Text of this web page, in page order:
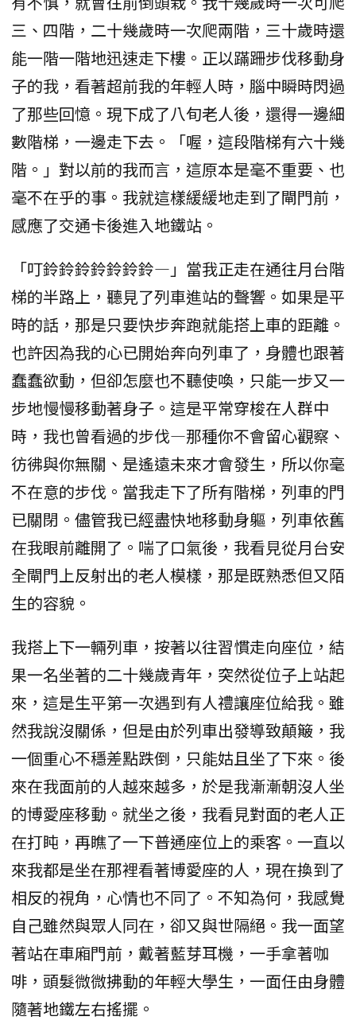
三、四階，二十幾歲時一次爬兩階，三十歲時還
能一階一階地迅速走下樓。正以蹣跚步伐移動身
子的我，看著超前我的年輕人時，腦中瞬時閃過
了那些回憶。現下成了八旬老人後，還得一邊細
數階梯，一邊走下去。「喔，這段階梯有六十幾
階。」對以前的我而言，這原本是毫不重要、也
毫不在乎的事。我就這樣緩緩地走到了閘門前，
感應了交通卡後進入地鐵站。
「叮鈴鈴鈴鈴鈴鈴鈴—」當我正走在通往月台階
梯的半路上，聽見了列車進站的聲響。如果是平
時的話，那是只要快步奔跑就能搭上車的距離。
也許因為我的心已開始奔向列車了，身體也跟著
蠢蠢欲動，但卻怎麼也不聽使喚，只能一步又一
步地慢慢移動著身子。這是平常穿梭在人群中
時，我也曾看過的步伐—那種你不會留心觀察、
彷彿與你無關、是遙遠未來才會發生，所以你毫
不在意的步伐。當我走下了所有階梯，列車的門
已關閉。儘管我已經盡快地移動身軀，列車依舊
在我眼前離開了。喘了口氣後，我看見從月台安
全閘門上反射出的老人模樣，那是既熟悉但又陌
生的容貌。
我搭上下一輛列車，按著以往習慣走向座位，結
果一名坐著的二十幾歲青年，突然從位子上站起
來，這是生平第一次遇到有人禮讓座位給我。雖
然我說沒關係，但是由於列車出發導致顛簸，我
一個重心不穩差點跌倒，只能姑且坐了下來。後
來在我面前的人越來越多，於是我漸漸朝沒人坐
的博愛座移動。就坐之後，我看見對面的老人正
在打盹，再瞧了一下普通座位上的乘客。一直以
來我都是坐在那裡看著博愛座的人，現在換到了
相反的視角，心情也不同了。不知為何，我感覺
自己雖然與眾人同在，卻又與世隔絕。我一面望
著站在車廂門前，戴著藍芽耳機，一手拿著咖
啡，頭髮微微拂動的年輕大學生，一面任由身體
隨著地鐵左右搖擺。